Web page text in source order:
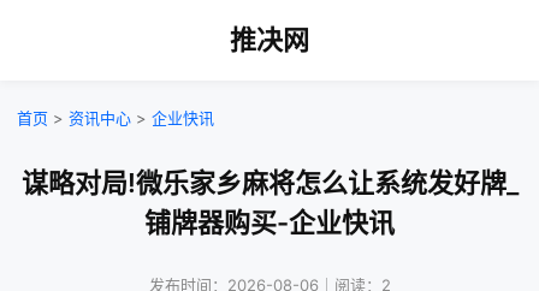
推决网
首页 > 资讯中心 > 企业快讯
谋略对局!微乐家乡麻将怎么让系统发好牌_
铺牌器购买-企业快讯
发布时间：2026-08-06｜阅读：2